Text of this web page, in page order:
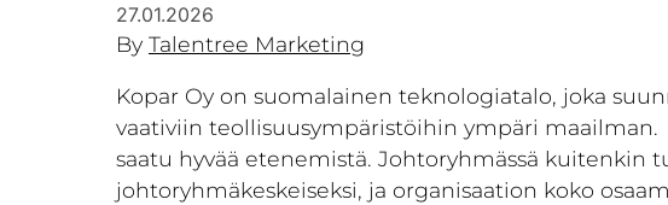
27.01.2026
By Talentree Marketing
Kopar Oy on suomalainen teknologiatalo, joka
vaativiin teollisuusympäristöihin ympäri
saatu hyvää etenemistä. Johtoryhmässä
johtoryhmäkeskeiseksi, ja organisaation koko